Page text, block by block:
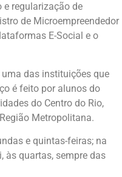
regularização de
de Microempreendedor
E-Social e o
uma das instituições que
é feito por alunos do
do Centro do Rio,
Metropolitana.
e quintas-feiras; na
às quartas, sempre das